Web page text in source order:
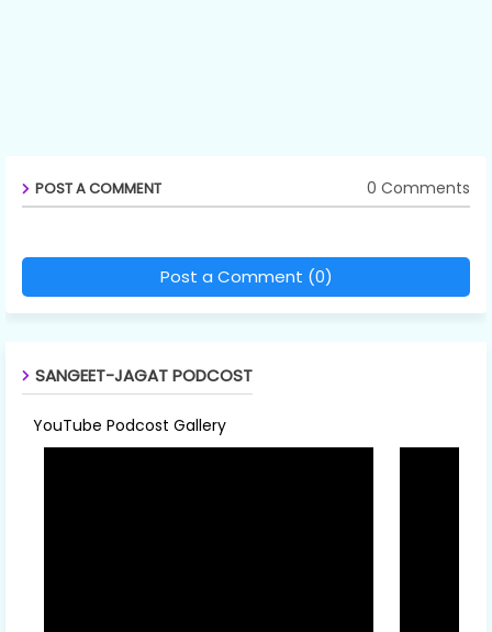
POST A COMMENT 0 Comments
Post a Comment (0)
SANGEET-JAGAT PODCOST
YouTube Podcost Gallery